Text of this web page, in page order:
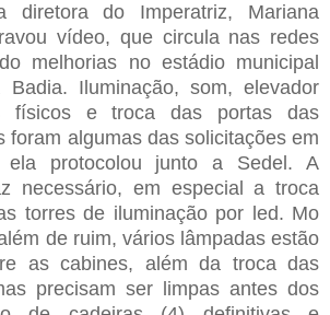
diretora
do Imperatriz, Mariana
vídeo, que circula nas redes
melhorias no estádio municipal
Iluminação, som, elevador
físicos e troca das portas das
foram algumas das solicitações em
ela protocolou junto a Sedel. A
necessário, em especial a troca
torres de iluminação por led. Mo
de ruim, vários lâmpadas estão
as cabines, além da troca das
precisam ser limpas antes dos